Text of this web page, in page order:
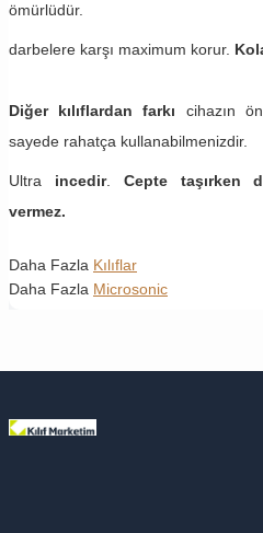
ömürlüdür.
darbelere karşı maximum korur.
Diğer kılıflardan farkı cihazın
sayede rahatça kullanabilmenizdir.
Ultra incedir. Cepte taşırken
vermez.
Daha Fazla Kılıflar
Daha Fazla Microsonic